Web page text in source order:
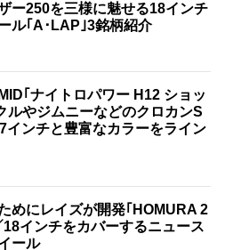
ー250を三様に魅せる18インチ
ル｢A･LAP｣3銘柄紹介
｢ナイトロパワー H12 ショッ
ルやジムニーなどのクロカンS
インチと豊富なカラーをライン
めにレイズが開発｢HOMURA 2
インチをカバーするニュース
ール